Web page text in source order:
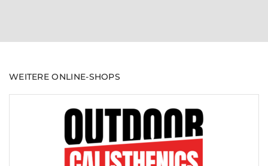
WEITERE ONLINE-SHOPS